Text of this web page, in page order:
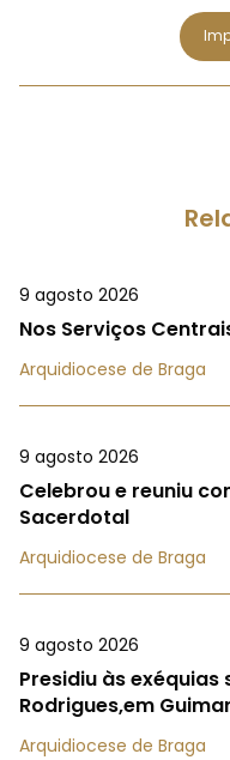
9 agosto 2026
Nos Serviços
Arquidiocese de Braga
9 agosto 2026
Celebrou e reuniu
Sacerdotal
Arquidiocese de Braga
9 agosto 2026
Presidiu às exéquias
Rodrigues,em
Arquidiocese de Braga